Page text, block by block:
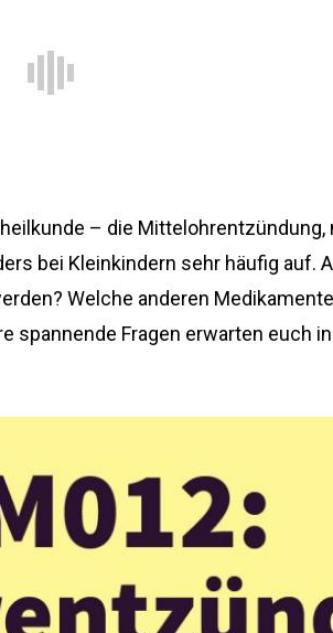
– die
bei Kleinkindern sehr häufig auf.
Welche anderen
Fragen erwarten euch